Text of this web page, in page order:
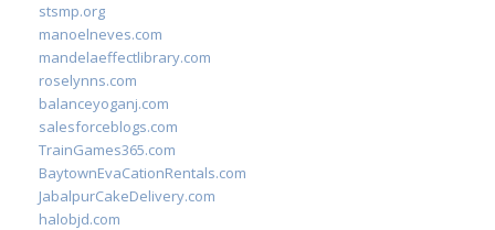
stsmp.org
manoelneves.com
mandelaeffectlibrary.com
roselynns.com
balanceyoganj.com
salesforceblogs.com
TrainGames365.com
BaytownEvaCationRentals.com
JabalpurCakeDelivery.com
halobjd.com